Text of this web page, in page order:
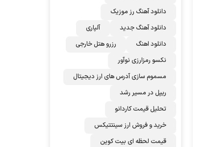
دانلود آهنگ رز‌ موزیک
دانلود آهنگ جدید
آلپاری
دانلود اهنگ
رزرو هتل خارجی
نکسو رمزارزی نوآور
مسموم سازی آدرس های ارز دیجیتال
ریپل در مسیر رشد
تحلیل قیمت کاردانو
خرید و فروش ارز سینتتیکس
قیمت لحظه ای بیت کوین